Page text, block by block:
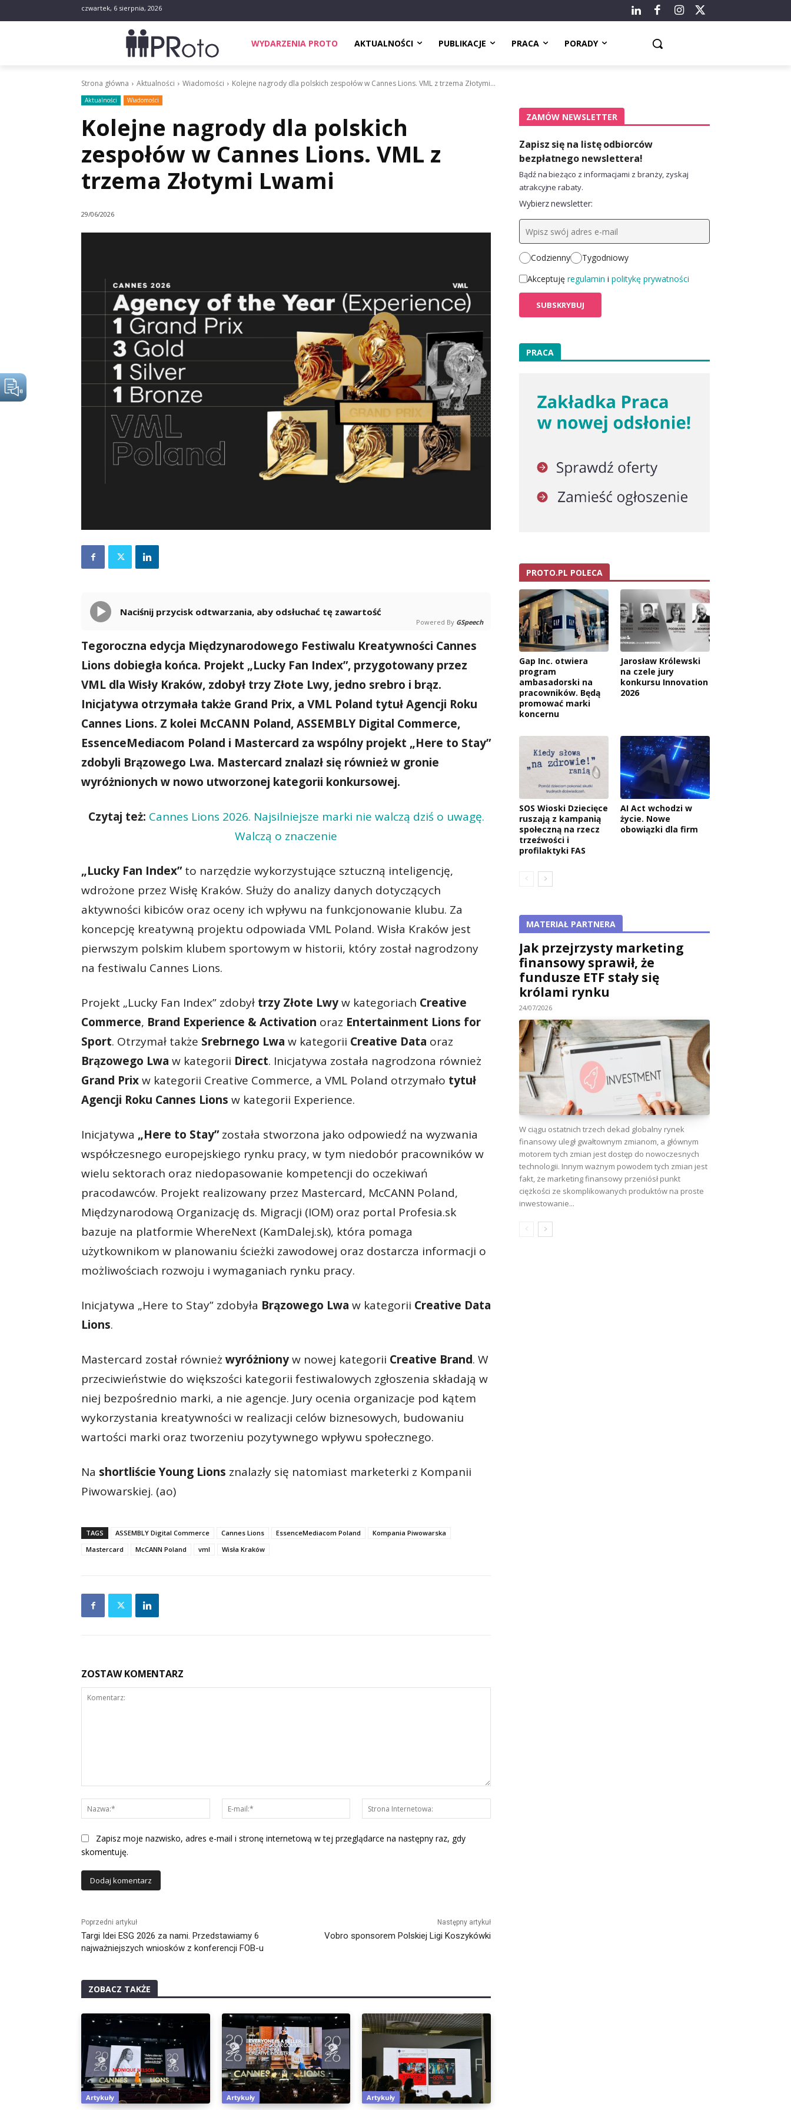
czwartek, 6 sierpnia, 2026
WYDARZENIA PROTO AKTUALNOŚCI PUBLIKACJE PRACA PORADY
Strona główna Aktualności Wiadomości Kolejne nagrody dla polskich zespołów w Cannes Lions. VML z trzema Złotymi...
Aktualności Wiadomości
Kolejne nagrody dla polskich
zespołów w Cannes Lions. VML z
trzema Złotymi Lwami
29/06/2026
Naciśnij przycisk odtwarzania, aby odsłuchać tę zawartość
Powered By GSpeech
Tegoroczna edycja Międzynarodowego Festiwalu Kreatywności Cannes
Lions dobiegła końca. Projekt „Lucky Fan Index”, przygotowany przez
VML dla Wisły Kraków, zdobył trzy Złote Lwy, jedno srebro i brąz.
Inicjatywa otrzymała także Grand Prix, a VML Poland tytuł Agencji Roku
Cannes Lions. Z kolei McCANN Poland, ASSEMBLY Digital Commerce,
EssenceMediacom Poland i Mastercard za wspólny projekt „Here to Stay”
zdobyli Brązowego Lwa. Mastercard znalazł się również w gronie
wyróżnionych w nowo utworzonej kategorii konkursowej.
Czytaj też: Cannes Lions 2026. Najsilniejsze marki nie walczą dziś o uwagę.
Walczą o znaczenie
„Lucky Fan Index”to narzędzie wykorzystujące sztuczną inteligencję,
wdrożone przez Wisłę Kraków. Służy do analizy danych dotyczących
aktywności kibiców oraz oceny ich wpływu na funkcjonowanie klubu. Za
koncepcję kreatywną projektu odpowiada VML Poland. Wisła Kraków jest
pierwszym polskim klubem sportowym w historii, który został nagrodzony
na festiwalu Cannes Lions.
Projekt „Lucky Fan Index” zdobył trzy Złote Lwyw kategoriach Creative
Commerce, Brand Experience & Activation oraz Entertainment Lions for
Sport. Otrzymał także Srebrnego Lwa w kategorii Creative Data oraz
Brązowego Lwa w kategorii Direct. Inicjatywa została nagrodzona również
Grand Prixw kategorii Creative Commerce, a VML Poland otrzymało tytuł
Agencji Roku Cannes Lions w kategorii Experience.
Inicjatywa „Here to Stay”została stworzona jako odpowiedź na wyzwania
współczesnego europejskiego rynku pracy, w tym niedobór pracowników w
wielu sektorach oraz niedopasowanie kompetencji do oczekiwań
pracodawców. Projekt realizowany przez Mastercard, McCANN Poland,
Międzynarodową Organizację ds. Migracji (IOM) oraz portal Profesia.sk
bazuje na platformie WhereNext (KamDalej.sk), która pomaga
użytkownikom w planowaniu ścieżki zawodowej oraz dostarcza informacji o
możliwościach rozwoju i wymaganiach rynku pracy.
Inicjatywa „Here to Stay” zdobyła Brązowego Lwa w kategorii Creative Data
Lions.
Mastercard został również wyróżnionyw nowej kategorii Creative Brand. W
przeciwieństwie do większości kategorii festiwalowych zgłoszenia składają w
niej bezpośrednio marki, a nie agencje. Jury ocenia organizacje pod kątem
wykorzystania kreatywności w realizacji celów biznesowych, budowaniu
wartości marki oraz tworzeniu pozytywnego wpływu społecznego.
Na shortliście Young Lions znalazły się natomiast marketerki z Kompanii
Piwowarskiej. (ao)
TAGS ASSEMBLY Digital Commerce Cannes Lions EssenceMediacom Poland
Kompania Piwowarska
Mastercard
McCANN Poland vml Wisła Kraków
ZOSTAW KOMENTARZ
Nazwa:*
mail:*
Internetowa:
Zapisz moje nazwisko, adres e-mail i stronę internetową w tej przeglądarce na następny raz, gdy
skomentuję.
Poprzedni artykuł
Targi Idei ESG 2026 za nami. Przedstawiamy 6
najważniejszych wniosków z konferencji FOB-u
Następny artykuł
Vobro sponsorem Polskiej Ligi Koszykówki
ZOBACZ TAKŻE
Artykuły
Artykuły
Artykuły
ZAMÓW NEWSLETTER
Zapisz się na listę odbiorców
bezpłatnego newslettera!
Bądź na bieżąco z informacjami z branży, zyskaj
atrakcyjne rabaty.
Wybierz newsletter:
Codzienny
Tygodniowy
Akceptuję regulamin i politykę prywatności
PRACA
PROTO.PL POLECA
Gap Inc. otwiera
program
ambasadorski na
pracowników. Będą
promować marki
koncernu
Jarosław Królewski
na czele jury
konkursu Innovation
2026
SOS Wioski Dziecięce
ruszają z kampanią
społeczną na rzecz
trzeźwości i
profilaktyki FAS
AI Act wchodzi w
życie. Nowe
obowiązki dla firm
MATERIAŁ PARTNERA
Jak przejrzysty marketing
finansowy sprawił, że
fundusze ETF stały się
królami rynku
24/07/2026
W ciągu ostatnich trzech dekad globalny rynek
finansowy uległ gwałtownym zmianom, a głównym
motorem tych zmian jest dostęp do nowoczesnych
technologii. Innym ważnym powodem tych zmian jest
fakt, że marketing finansowy przeniósł punkt
ciężkości ze skomplikowanych produktów na proste
inwestowanie...